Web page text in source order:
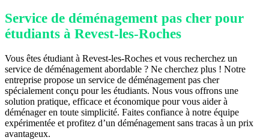
Service de déménagement pas cher pour
étudiants à Revest-les-Roches
Vous êtes étudiant à Revest-les-Roches et vous recherchez un
service de déménagement abordable ? Ne cherchez plus ! Notre
entreprise propose un service de déménagement pas cher
spécialement conçu pour les étudiants. Nous vous offrons une
solution pratique, efficace et économique pour vous aider à
déménager en toute simplicité. Faites confiance à notre équipe
expérimentée et profitez d’un déménagement sans tracas à un prix
avantageux.